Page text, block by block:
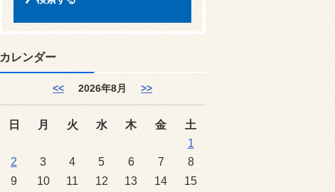
カレンダー
<< 2026年8月 >>
日 月 火 水 木 金
土
1
2
3 4 5 6 7
8
9
10 11 12 13 14
15